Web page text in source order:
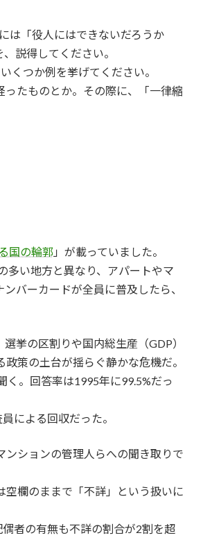
は「役人にはできないだろうか
説得してください。
つか例を挙げてください。
たものとか。その際に、「一律縮
国の輪郭」が載っていました。
多い地方と異なり、アパートやマ
バーカードが全員に普及したら、
挙の区割りや国内総生産（GDP）
策の土台が揺らぐ静かな危機だ。
。回答率は1995年に99.5%だっ
による回収だった。
ションの管理人らへの聞き取りで
欄のままで「不詳」という扱いに
者の有無も不詳の割合が2割を超